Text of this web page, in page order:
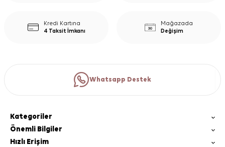
Kredi Kartına
4 Taksit İmkanı
Mağazada
Değişim
Whatsapp Destek
Kategoriler
Önemli Bilgiler
Hızlı Erişim